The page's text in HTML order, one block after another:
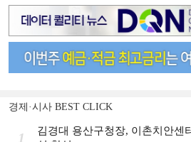
경제·시사 BEST CLICK
1
김경대 용산구청장, 이촌치안센